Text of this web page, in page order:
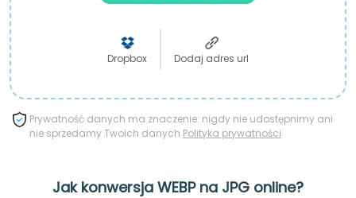
Dropbox Dodaj adres url
Prywatność danych ma znaczenie: nigdy nie udostępnimy ani
nie sprzedamy Twoich danych Polityka prywatności
Jak konwersja WEBP na JPG online?